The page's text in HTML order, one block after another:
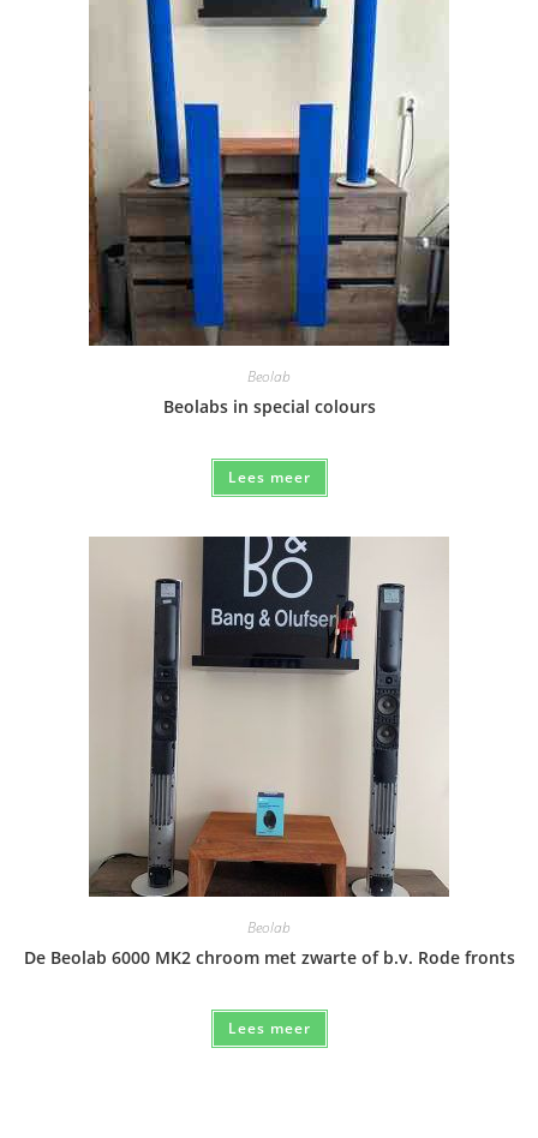
Beolab
Beolabs in special colours
Lees meer
Beolab
De Beolab 6000 MK2 chroom met zwarte of b.v. Rode fronts
Lees meer